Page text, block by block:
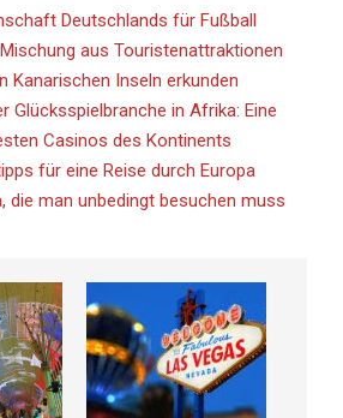
Deutschlands für Fußball
aus Touristenattraktionen
Kanarischen Inseln erkunden
Glücksspielbranche in Afrika: Eine
Casinos des Kontinents
für eine Reise durch Europa
die man unbedingt besuchen muss